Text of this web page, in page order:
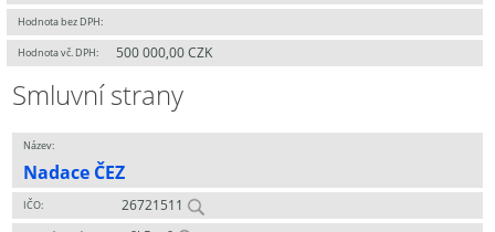
Hodnota bez DPH:
Hodnota vč. DPH: 500 000,00 CZK
Smluvní strany
Název:
Nadace ČEZ
IČO: 26721511